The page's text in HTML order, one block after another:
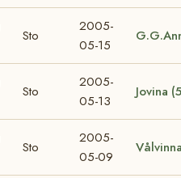
Sto
2005-
05-15
Sto
2005-
05-13
Jovina
Sto
2005-
05-09